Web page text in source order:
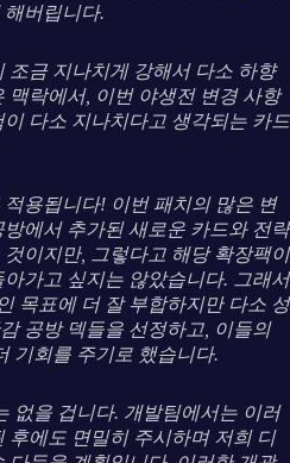
버립니다.
조금 지나치게 강해서 다소 하향
맥락에서, 이번 야생전 변경 사항
다소 지나치다고 생각되는 카드
용됩니다! 이번 패치의 많은 변
에서 추가된 새로운 카드와 전략
이지만, 그렇다고 해당 확장팩이
가고 싶지는 않았습니다. 그래서
목표에 더 잘 부합하지만 다소 성
공방 덱들을 선정하고, 이들의
기회를 주기로 했습니다.
없을 겁니다. 개발팀에서는 이러
후에도 면밀히 주시하며 저희 디